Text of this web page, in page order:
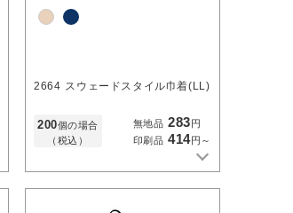
2664 スウェードスタイル巾着(LL)
200個の場合
（税込）
無地品 283 円
印刷品 414円～